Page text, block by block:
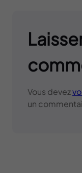
Vous devez
un